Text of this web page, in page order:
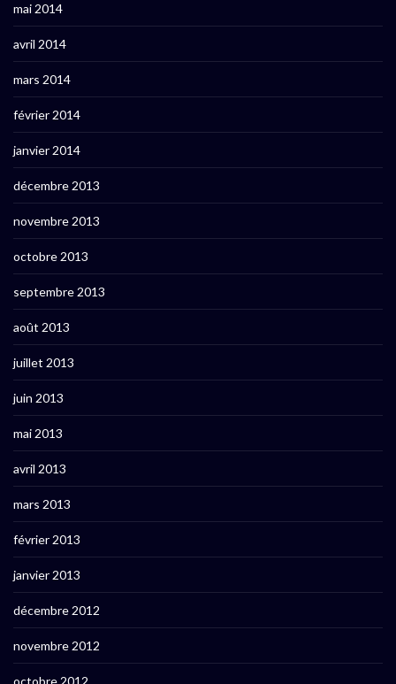
mai 2014
avril 2014
mars 2014
février 2014
janvier 2014
décembre 2013
novembre 2013
octobre 2013
septembre 2013
août 2013
juillet 2013
juin 2013
mai 2013
avril 2013
mars 2013
février 2013
janvier 2013
décembre 2012
novembre 2012